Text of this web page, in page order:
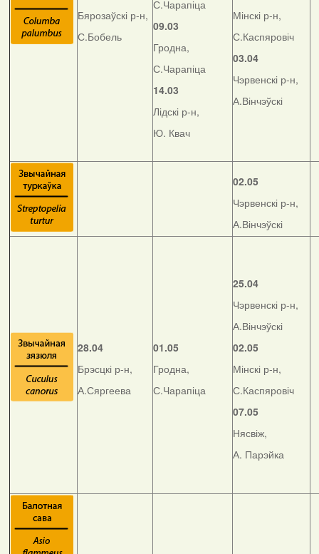
Бярозаўскі р-н,
С.Бобель
С.Чарапіца
09.03
Гродна,
С.Чарапіца
14.03
Лідскі р-н,
Ю. Квач
Мінскі р-н,
С.Каспяровіч
03.04
Чэрвенскі р-н,
А.Вінчэўскі
02.05
Чэрвенскі р-н,
А.Вінчэўскі
28.04
Брэсцкі р-н,
А.Сяргеева
01.05
Гродна,
С.Чарапіца
25.04
Чэрвенскі р-н,
А.Вінчэўскі
02.05
Мінскі р-н,
С.Каспяровіч
07.05
Нясвіж,
А. Парэйка